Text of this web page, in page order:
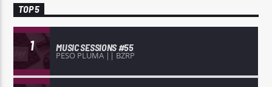
TOP 5
1 MUSIC SESSIONS #55
PESO PLUMA || BZRP